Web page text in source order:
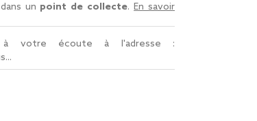
un point de collecte.En savoir
votre écoute à l'adresse :